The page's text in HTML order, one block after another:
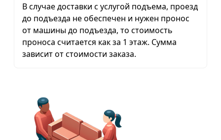
В случае доставки с услугой подъема, проезд
до подъезда не обеспечен и нужен пронос
от машины до подъезда, то стоимость
проноса считается как за 1 этаж. Сумма
зависит от стоимости заказа.